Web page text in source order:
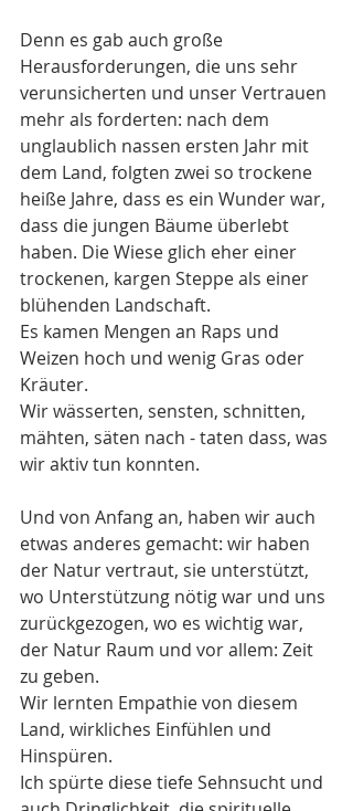
Denn es gab auch große
Herausforderungen, die uns sehr
verunsicherten und unser Vertrauen
mehr als forderten: nach dem
unglaublich nassen ersten Jahr mit
dem Land, folgten zwei so trockene
heiße Jahre, dass es ein Wunder war,
dass die jungen Bäume überlebt
haben. Die Wiese glich eher einer
trockenen, kargen Steppe als einer
blühenden Landschaft.
Es kamen Mengen an Raps und
Weizen hoch und wenig Gras oder
Kräuter.
Wir wässerten, sensten, schnitten,
mähten, säten nach - taten dass, was
wir aktiv tun konnten.
Und von Anfang an, haben wir auch
etwas anderes gemacht: wir haben
der Natur vertraut, sie unterstützt,
wo Unterstützung nötig war und uns
zurückgezogen, wo es wichtig war,
der Natur Raum und vor allem: Zeit
zu geben.
Wir lernten Empathie von diesem
Land, wirkliches Einfühlen und
Hinspüren.
Ich spürte diese tiefe Sehnsucht und